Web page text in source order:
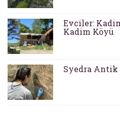
Evciler:
Kadim Köyü
Syedra Antik